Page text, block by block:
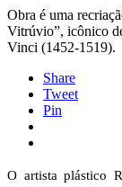
Obra é uma
Vitrúvio”, icônico
Vinci (1452-1519).
Share
Tweet
Pin
O artista plástico